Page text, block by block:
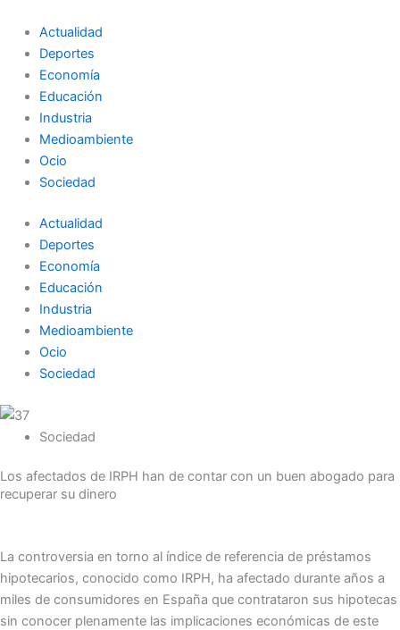
contenido
Actualidad
Deportes
Economía
Educación
Industria
Medioambiente
Ocio
Sociedad
Actualidad
Deportes
Economía
Educación
Industria
Medioambiente
Ocio
Sociedad
Sociedad
Los afectados de IRPH han de contar con un buen abogado para
recuperar su dinero
La controversia en torno al índice de referencia de préstamos
hipotecarios, conocido como IRPH, ha afectado durante años a
miles de consumidores en España que contrataron sus hipotecas
sin conocer plenamente las implicaciones económicas de este